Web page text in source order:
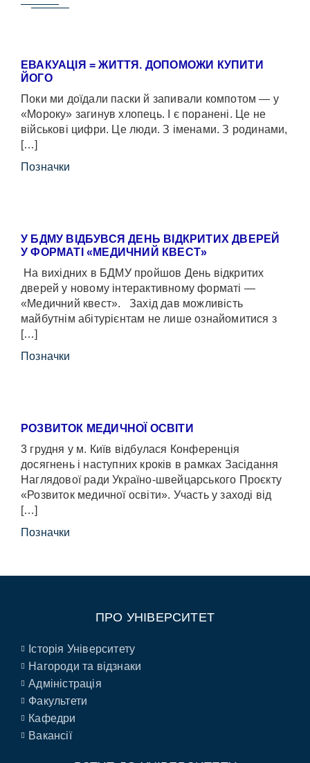
ЕВАКУАЦІЯ = ЖИТТЯ. ДОПОМОЖИ КУПИТИ
ЙОГО
Поки ми доїдали паски й запивали компотом — у
«Мороку» загинув хлопець. І є поранені. Це не
військові цифри. Це люди. З іменами. З родинами,
[…]
Позначки
У БДМУ ВІДБУВСЯ ДЕНЬ ВІДКРИТИХ ДВЕРЕЙ
У ФОРМАТІ «МЕДИЧНИЙ КВЕСТ»
На вихідних в БДМУ пройшов День відкритих
дверей у новому інтерактивному форматі —
«Медичний квест». Захід дав можливість
майбутнім абітурієнтам не лише ознайомитися з
[…]
Позначки
РОЗВИТОК МЕДИЧНОЇ ОСВІТИ
3 грудня у м. Київ відбулася Конференція
досягнень і наступних кроків в рамках Засідання
Наглядової ради Україно-швейцарського Проєкту
«Розвиток медичної освіти». Участь у заході від
[…]
Позначки
ПРО УНІВЕРСИТЕТ
Історія Університету
Нагороди та відзнаки
Адміністрація
Факультети
Кафедри
Вакансії